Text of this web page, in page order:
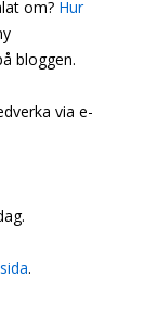
om? Hur
bloggen.
via e-
.